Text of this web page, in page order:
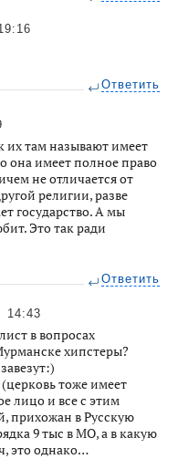
Ответить
их там называют имеет
она имеет полное право
не отличается от
религии, разве
государство. А мы
Это так ради
Ответить
14:43
в вопросах
хипстеры?
тоже имеет
лицо и все с этим
прихожан в Русскую
9 тыс в МО, а в какую
это однако…